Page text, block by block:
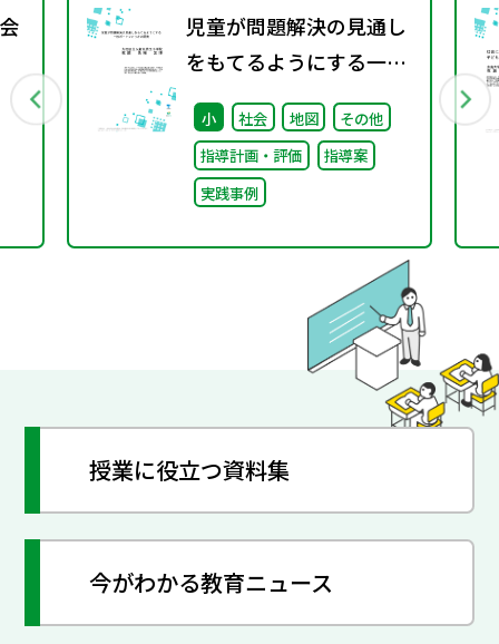
児童が問題解決の見通し
をもてるようにする一枚
ポートフォリオの開発
小 社会 地図
その他
指導計画・評価
指導案
実践事例
授業に役立つ資料集
今がわかる教育ニュース